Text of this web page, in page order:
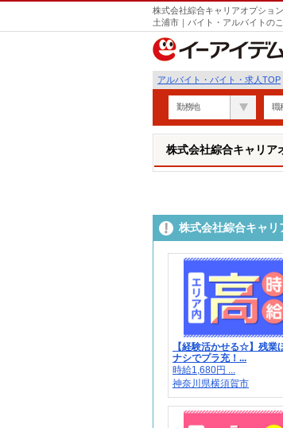
株式会社綜合キャリアオプショ
土浦市｜バイト・アルバイトの
アルバイト・バイト・求人TOP
勤務地 職
株式会社綜合キャリア
株式会社綜合キャ
【経験活かせる☆】残業
ナシでプラ充！...
時給1,680円 ...
神奈川県横須賀市